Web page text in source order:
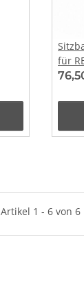
für
Artikel 1 - 6 von 6